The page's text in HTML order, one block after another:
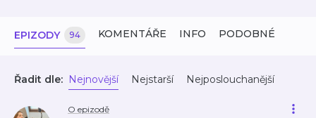
EPIZODY 94 KOMENTÁŘE INFO PODOBNÉ
Řadit dle: Nejnovější Nejstarší Nejposlouchanější
O epizodě